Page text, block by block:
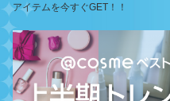
アイテムを今すぐGET！！